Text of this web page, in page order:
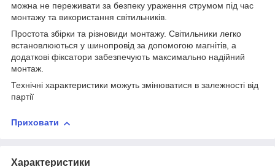
можна не переживати за безпеку ураження струмом під час
монтажу та використання світильників.
Простота збірки та різновиди монтажу. Світильники легко
встановлюються у шинопровід за допомогою магнітів, а
додаткові фіксатори забезпечують максимально надійний
монтаж.
Технічні характеристики можуть змінюватися в залежності від
партії
Приховати
Характеристики